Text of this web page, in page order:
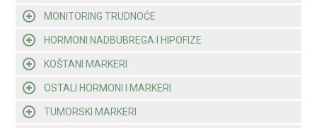
MONITORING TRUDNOĆE
HORMONI NADBUBREGA I HIPOFIZE
KOŠTANI MARKERI
OSTALI HORMONI I MARKERI
TUMORSKI MARKERI